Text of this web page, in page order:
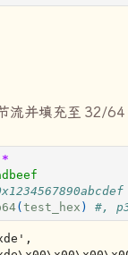
流并填充至 32/64
*
#
( test_hex ) #,